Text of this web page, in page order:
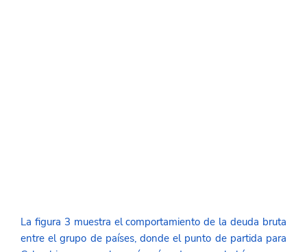
La figura 3 muestra el comportamiento de la deuda bruta
entre el grupo de países, donde el punto de partida para